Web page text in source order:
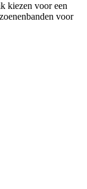
kiezen voor een
voor